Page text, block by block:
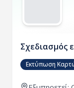
Σχεδιασμός
Εκτύπωση